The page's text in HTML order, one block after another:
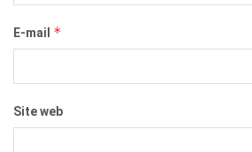
E-mail *
Site web